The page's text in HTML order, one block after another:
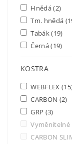
Hnědá(2)
Tm. hnědá
Tabák(19)
Černá(19)
KOSTRA
WEBFLEX
CARBON (2)
GRP (3)
CARBON